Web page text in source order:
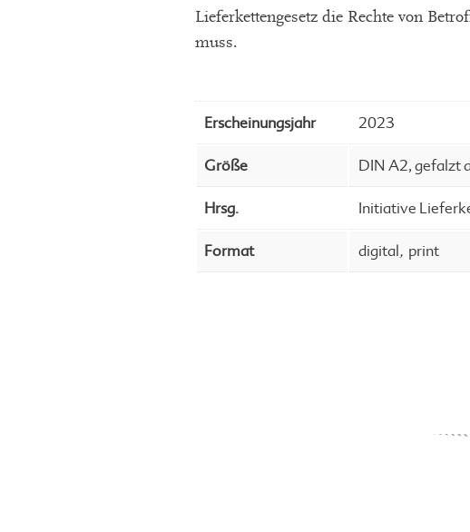
Lieferkettengesetz die Rechte von
muss.
Erscheinungsjahr 2023
Größe DIN A2, gefalzt
Hrsg. Initiative
Format digital, print